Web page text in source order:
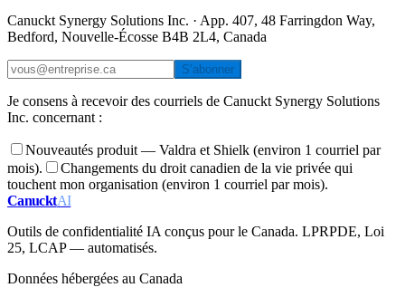
Canuckt Synergy Solutions Inc. · App. 407, 48 Farringdon Way,
Bedford, Nouvelle-Écosse B4B 2L4, Canada
S’abonner
Je consens à recevoir des courriels de Canuckt Synergy Solutions
Inc. concernant :
Nouveautés produit — Valdra et Shielk (environ 1 courriel par
mois).
Changements du droit canadien de la vie privée qui
touchent mon organisation (environ 1 courriel par mois).
CanucktAI
Outils de confidentialité IA conçus pour le Canada. LPRPDE, Loi
25, LCAP — automatisés.
Données hébergées au Canada